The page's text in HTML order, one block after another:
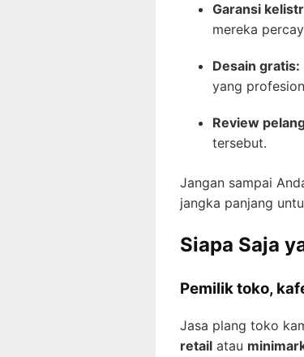
Garansi
mereka
Desain gratis:
yang
Review
tersebut.
Jangan sampai
jangka panjang
Siapa Saja
Pemilik toko,
Jasa plang toko
retail atau